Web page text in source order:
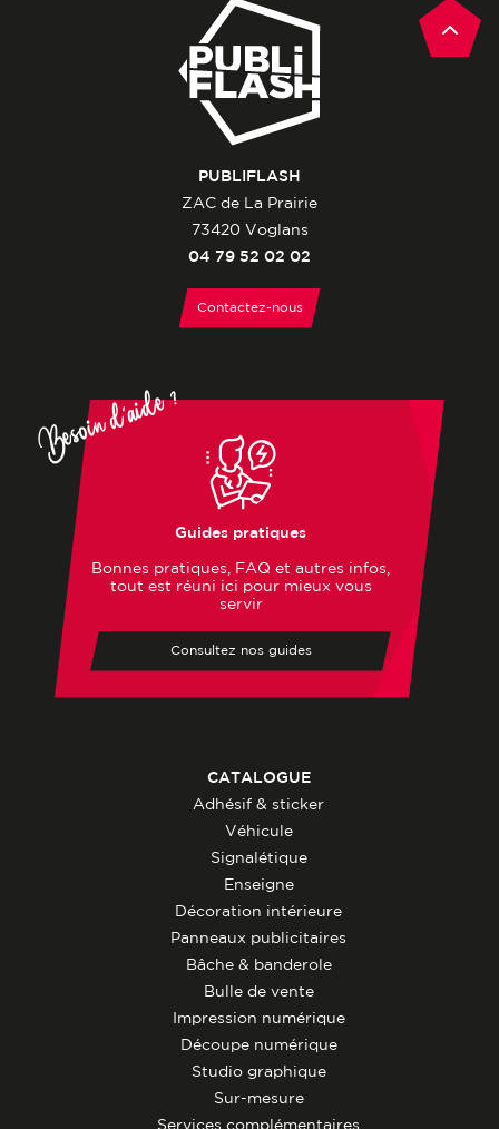
PUBLIFLASH
ZAC de La Prairie
73420 Voglans
04 79 52 02 02
Contactez-nous
Besoin d'aide ?
Guides pratiques
Bonnes pratiques, FAQ et autres infos,
tout est réuni ici pour mieux vous
servir
Consultez nos guides
CATALOGUE
Adhésif & sticker
Véhicule
Signalétique
Enseigne
Décoration intérieure
Panneaux publicitaires
Bâche & banderole
Bulle de vente
Impression numérique
Découpe numérique
Studio graphique
Sur-mesure
Services complémentaires